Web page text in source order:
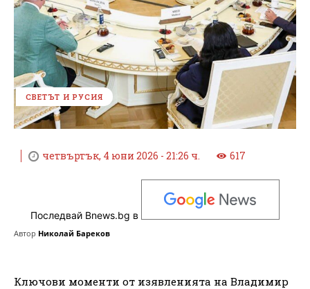
СВЕТЪТ И РУСИЯ
четвъртък, 4 юни 2026 - 21:26 ч. 617
Последвай Bnews.bg в
Автор Николай Бареков
Ключови моменти от изявленията на Владимир